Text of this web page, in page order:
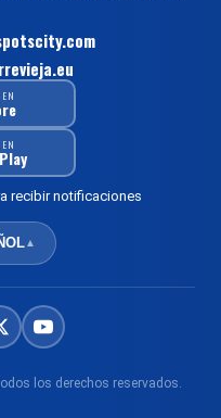
recibir notificaciones
▲
los derechos reservados.